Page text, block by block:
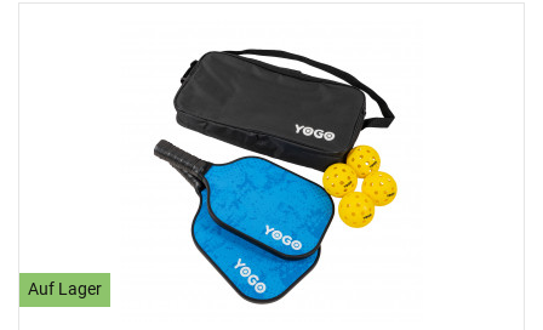
Auf Lager